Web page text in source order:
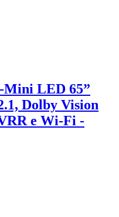
LED 65”
Dolby Vision
e Wi-Fi -